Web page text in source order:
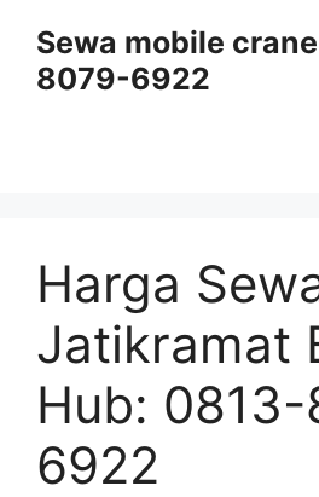
content
Sewa mobile
8079-6922
Harga
Jatikramat
Hub:
6922